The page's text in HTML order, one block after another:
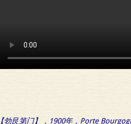
【勃艮第门】，1900年，Porte